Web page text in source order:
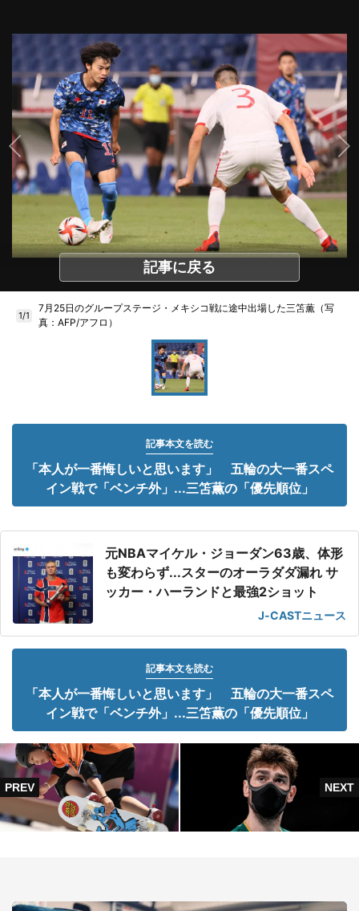
記事に戻る
1/1
7月25日のグループステージ・メキシコ戦に途中出場した三笘薫（写
真：AFP/アフロ）
記事本文を読む
「本人が一番悔しいと思います」 五輪の大一番スペ
イン戦で「ベンチ外」...三笘薫の「優先順位」
元NBAマイケル・ジョーダン63歳、体形
も変わらず...スターのオーラダダ漏れ サ
ッカー・ハーランドと最強2ショット
J-CASTニュース
記事本文を読む
「本人が一番悔しいと思います」 五輪の大一番スペ
イン戦で「ベンチ外」...三笘薫の「優先順位」